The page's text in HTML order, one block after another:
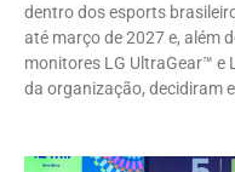
dentro dos esports
até março de 2027 e, além
monitores LG UltraGear™ e
da organização, decidiram